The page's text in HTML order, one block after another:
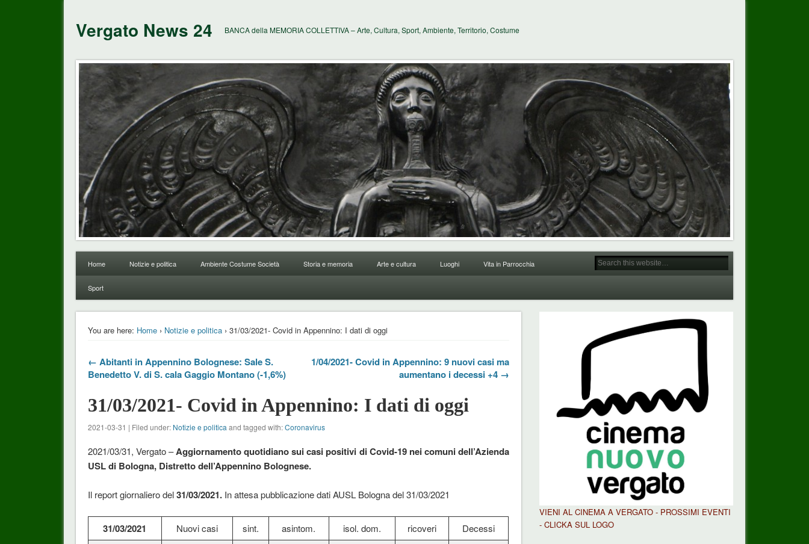
Vergato News 24 BANCA della MEMORIA COLLETTIVA – Arte, Cultura, Sport, Ambiente, Territorio, Costume
Home Notizie e politica Ambiente Costume Società Storia e memoria Arte e cultura Luoghi Vita in Parrocchia
Sport
You are here: Home› Notizie e politica› 31/03/2021- Covid in Appennino: I dati di oggi
← Abitanti in Appennino Bolognese: Sale S.
Benedetto V. di S. cala Gaggio Montano (-1,6%)
1/04/2021- Covid in Appennino: 9 nuovi casi ma
aumentano i decessi +4 →
31/03/2021- Covid in Appennino: I dati di oggi
2021-03-31 | Filed under: Notizie e politica and tagged with:Coronavirus
2021/03/31, Vergato –Aggiornamento quotidiano sui casi positivi di Covid-19 nei comuni dell’Azienda
USL di Bologna, Distretto dell’Appennino Bolognese.
Il report giornaliero del31/03/2021. In attesa pubblicazione dati AUSL Bologna del 31/03/2021
31/03/2021 Nuovi casi sint. asintom. isol. dom. ricoveri Decessi
VIENI AL CINEMA A VERGATO - PROSSIMI EVENTI
- CLICKA SUL LOGO